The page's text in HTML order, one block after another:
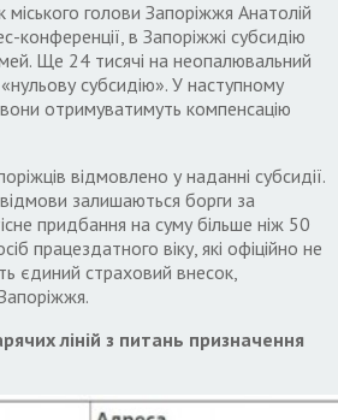
голови Запоріжжя Анатолій
конференції, в Запоріжжі субсидію
Ще 24 тисячі на неопалювальний
субсидію». У наступному
отримуватимуть компенсацію
відмовлено у наданні субсидії.
залишаються борги за
придбання на суму більше ніж 50
працездатного віку, які офіційно не
єдиний страховий внесок,
ліній з питань призначення